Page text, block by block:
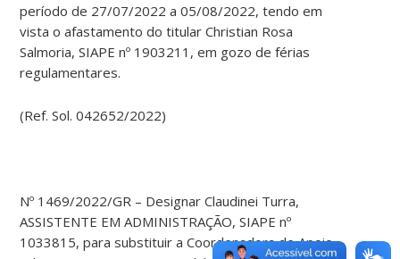
período de 27/07/2022 a 05/08/2022, tendo em
vista o afastamento do titular Christian Rosa
Salmoria, SIAPE nº 1903211, em gozo de férias
regulamentares.
(Ref. Sol. 042652/2022)
Nº 1469/2022/GR – Designar Claudinei Turra,
ASSISTENTE EM ADMINISTRAÇÃO, SIAPE nº
1033815, para substituir a Coordenadora de Apoio